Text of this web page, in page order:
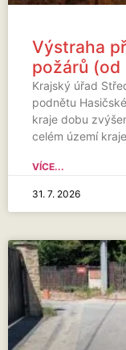
Výstraha
požárů (od
Krajský úřad
podnětu
kraje dobu
celém území
VÍCE...
31. 7. 2026